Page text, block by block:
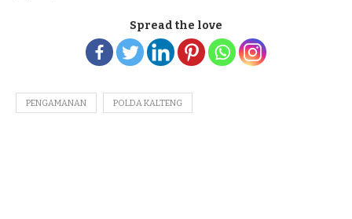
Spread the love
PENGAMANAN POLDA KALTENG